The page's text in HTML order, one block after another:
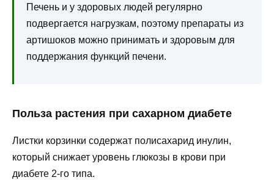
Печень и у здоровых людей регулярно
подвергается нагрузкам, поэтому препараты из
артишоков можно принимать и здоровым для
поддержания функций печени.
Польза растения при сахарном диабете
Листки корзинки содержат полисахарид инулин,
который снижает уровень глюкозы в крови при
диабете 2-го типа.